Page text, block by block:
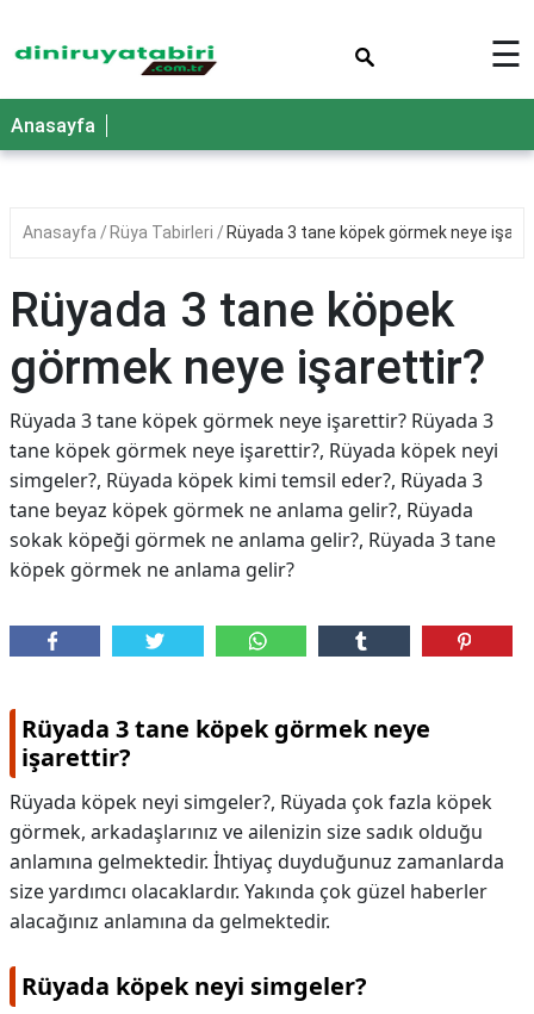
☰
Anasayfa
Anasayfa Rüya Tabirleri Rüyada 3 tane köpek görmek neye
Rüyada 3 tane köpek
görmek neye işarettir?
Rüyada 3 tane köpek görmek neye işarettir? Rüyada 3
tane köpek görmek neye işarettir?, Rüyada köpek neyi
simgeler?, Rüyada köpek kimi temsil eder?, Rüyada 3
tane beyaz köpek görmek ne anlama gelir?, Rüyada
sokak köpeği görmek ne anlama gelir?, Rüyada 3 tane
köpek görmek ne anlama gelir?
Rüyada 3 tane köpek görmek neye
işarettir?
Rüyada köpek neyi simgeler?, Rüyada çok fazla köpek
görmek, arkadaşlarınız ve ailenizin size sadık olduğu
anlamına gelmektedir. İhtiyaç duyduğunuz zamanlarda
size yardımcı olacaklardır. Yakında çok güzel haberler
alacağınız anlamına da gelmektedir.
Rüyada köpek neyi simgeler?